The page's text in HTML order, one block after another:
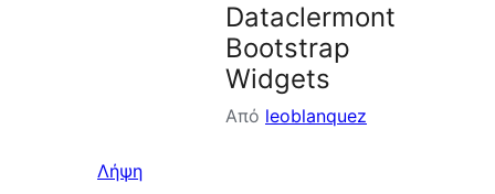
Dataclermont
Bootstrap
Widgets
Από leoblanquez
Λήψη